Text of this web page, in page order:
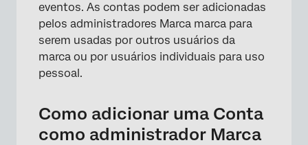
eventos. As contas podem ser adicionadas
pelos administradores Marca marca para
serem usadas por outros usuários da
marca ou por usuários individuais para uso
pessoal.
Como adicionar uma Conta
como administrador Marca